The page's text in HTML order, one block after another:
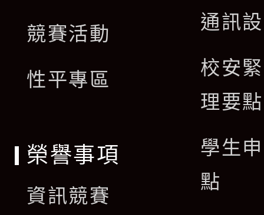
競賽活動
性平專區
通訊
校安
理要點
學生
點
榮譽事項
資訊競賽